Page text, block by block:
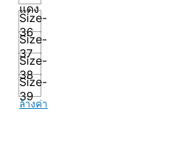
แดง
Size-
36
Size-
37
Size-
38
Size-
39
ล้างค่า